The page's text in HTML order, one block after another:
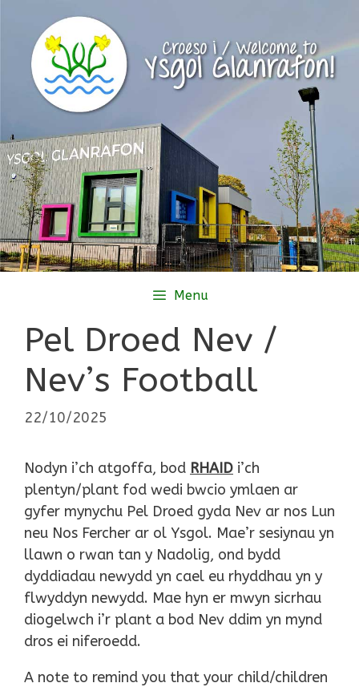
content
Menu
Pel Droed Nev /
Nev’s Football
22/10/2025
Nodyn i’ch atgoffa, bod RHAID i’ch
plentyn/plant fod wedi bwcio ymlaen ar
gyfer mynychu Pel Droed gyda Nev ar nos Lun
neu Nos Fercher ar ol Ysgol. Mae’r sesiynau yn
llawn o rwan tan y Nadolig, ond bydd
dyddiadau newydd yn cael eu rhyddhau yn y
flwyddyn newydd. Mae hyn er mwyn sicrhau
diogelwch i’r plant a bod Nev ddim yn mynd
dros ei niferoedd.
A note to remind you that your child/children